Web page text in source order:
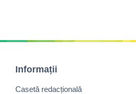
Informații
Casetă redacțională